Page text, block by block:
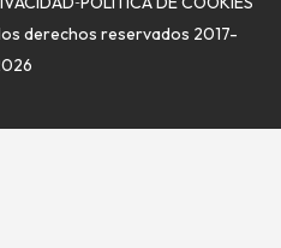
derechos reservados 2017-